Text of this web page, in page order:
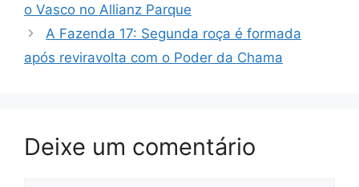
o Vasco no Allianz Parque
A Fazenda 17: Segunda roça é formada
após reviravolta com o Poder da Chama
Deixe um comentário